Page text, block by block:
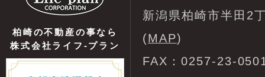
柏崎の不動産の事なら
株式会社ライフ-プラン
新潟県柏崎市半田2
(MAP)
FAX：0257-23-